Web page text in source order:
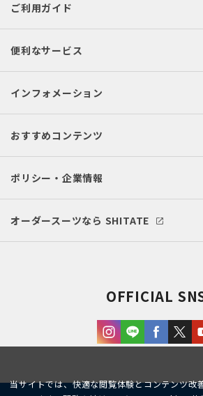
ご利用ガイド
便利なサービス
インフォメーション
おすすめコンテンツ
ポリシー・企業情報
オーダースーツなら SHITATE
OFFICIAL
当サイトでは、快適な閲覧体験とコンテンツ